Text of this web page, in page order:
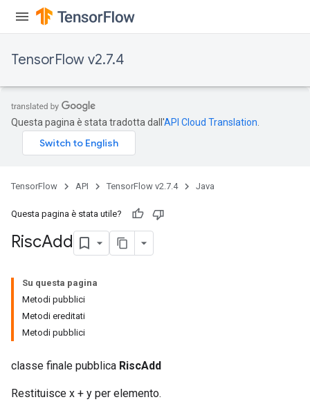
TensorFlow v2.7.4
Questa pagina è stata tradotta dall'API Cloud Translation
TensorFlow API TensorFlow v2.7.4 Java
Questa pagina è stata utile?
RiscAdd
Su questa pagina
Metodi pubblici
Metodi ereditati
Metodi pubblici
classe finale pubblica RiscAdd
Restituisce x + y per elemento.